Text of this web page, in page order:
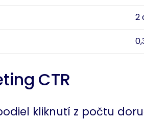
2
CTR
kliknutí z počtu